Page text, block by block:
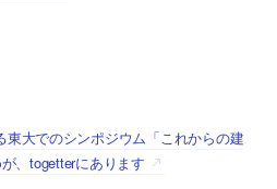
大でのシンポジウム「これからの建
、togetterにあります